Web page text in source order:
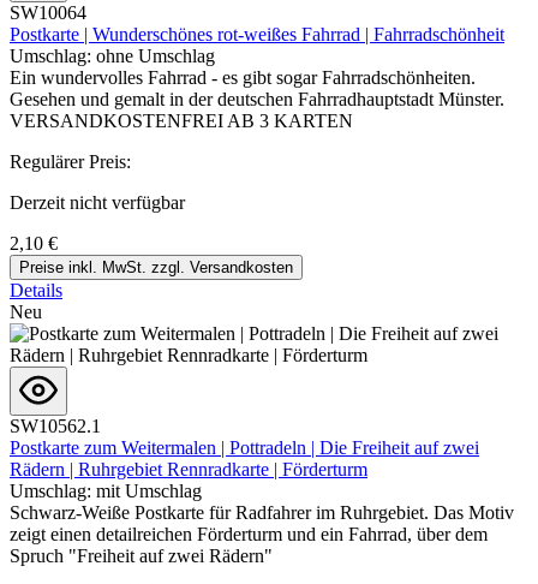
SW10064
Postkarte | Wunderschönes rot-weißes Fahrrad | Fahrradschönheit
Umschlag: ohne Umschlag
Ein wundervolles Fahrrad - es gibt sogar Fahrradschönheiten.
Gesehen und gemalt in der deutschen Fahrradhauptstadt Münster.
VERSANDKOSTENFREI AB 3 KARTEN
Regulärer Preis:
Derzeit nicht verfügbar
2,10 €
Preise inkl. MwSt. zzgl. Versandkosten
Details
Neu
SW10562.1
Postkarte zum Weitermalen | Pottradeln | Die Freiheit auf zwei
Rädern | Ruhrgebiet Rennradkarte | Förderturm
Umschlag: mit Umschlag
Schwarz-Weiße Postkarte für Radfahrer im Ruhrgebiet. Das Motiv
zeigt einen detailreichen Förderturm und ein Fahrrad, über dem
Spruch "Freiheit auf zwei Rädern"